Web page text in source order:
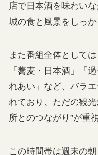
店で日本酒を味わい
城の食と風景をしっか
また番組全体として
「蕎麦・日本酒」「
れあい」など、バラ
れており、ただの観
所とのつながり”が重
この時間帯は週末の